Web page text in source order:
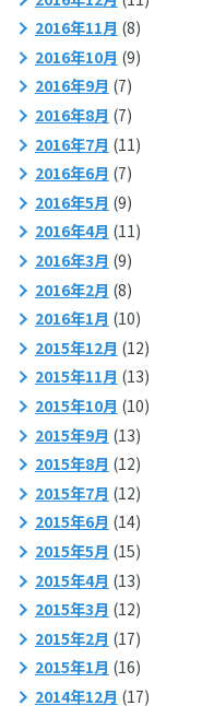
2016年11月 (8)
2016年10月 (9)
2016年9月 (7)
2016年8月 (7)
2016年7月 (11)
2016年6月 (7)
2016年5月 (9)
2016年4月 (11)
2016年3月 (9)
2016年2月 (8)
2016年1月 (10)
2015年12月 (12)
2015年11月 (13)
2015年10月 (10)
2015年9月 (13)
2015年8月 (12)
2015年7月 (12)
2015年6月 (14)
2015年5月 (15)
2015年4月 (13)
2015年3月 (12)
2015年2月 (17)
2015年1月 (16)
2014年12月 (17)